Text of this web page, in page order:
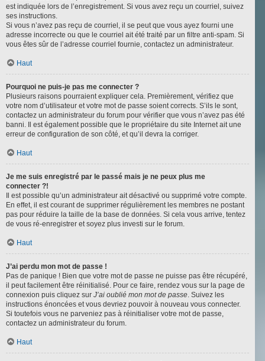
est indiquée lors de l’enregistrement. Si vous avez reçu un courriel, suivez
ses instructions.
Si vous n’avez pas reçu de courriel, il se peut que vous ayez fourni une
adresse incorrecte ou que le courriel ait été traité par un filtre anti-spam. Si
vous êtes sûr de l’adresse courriel fournie, contactez un administrateur.
Haut
Pourquoi ne puis-je pas me connecter ?
Plusieurs raisons pourraient expliquer cela. Premièrement, vérifiez que
votre nom d’utilisateur et votre mot de passe soient corrects. S’ils le sont,
contactez un administrateur du forum pour vérifier que vous n’avez pas été
banni. Il est également possible que le propriétaire du site Internet ait une
erreur de configuration de son côté, et qu’il devra la corriger.
Haut
Je me suis enregistré par le passé mais je ne peux plus me
connecter ?!
Il est possible qu’un administrateur ait désactivé ou supprimé votre compte.
En effet, il est courant de supprimer régulièrement les membres ne postant
pas pour réduire la taille de la base de données. Si cela vous arrive, tentez
de vous ré-enregistrer et soyez plus investi sur le forum.
Haut
J’ai perdu mon mot de passe !
Pas de panique ! Bien que votre mot de passe ne puisse pas être récupéré,
il peut facilement être réinitialisé. Pour ce faire, rendez vous sur la page de
connexion puis cliquez sur J’ai oublié mon mot de passe. Suivez les
instructions énoncées et vous devriez pouvoir à nouveau vous connecter.
Si toutefois vous ne parveniez pas à réinitialiser votre mot de passe,
contactez un administrateur du forum.
Haut